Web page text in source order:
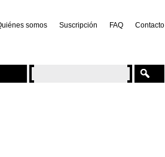
somos Suscripción FAQ Contacto